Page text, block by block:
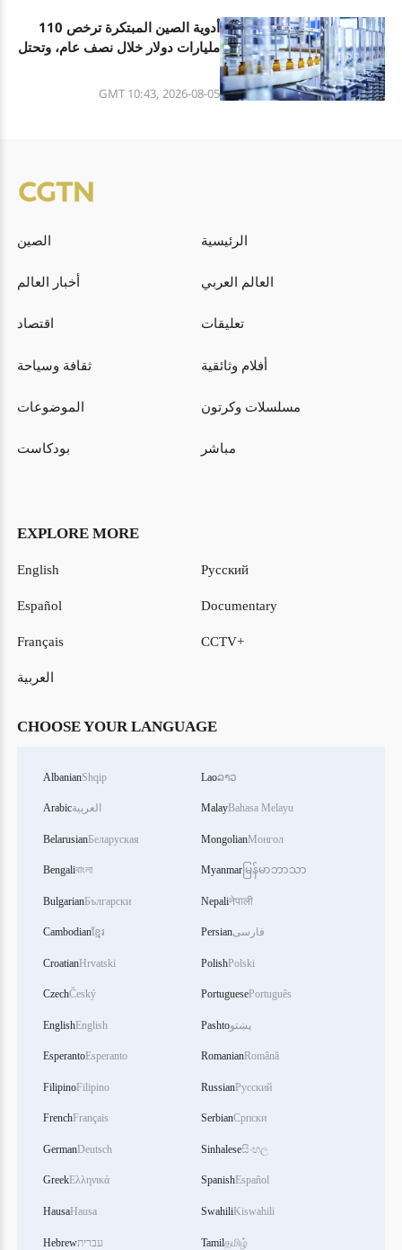
أدوية الصين المبتكرة ترخص 110
مليارات دولار خلال نصف عام، وتحتل
GMT 10:43, 2026-08-05
الصين الرئيسية
أخبار العالم العالم العربي
اقتصاد تعليقات
ثقافة وسياحة أفلام وثائقية
الموضوعات مسلسلات وكرتون
بودكاست مباشر
EXPLORE MORE
English
Español
Français
العربية
Русский
Documentary
CCTV+
CHOOSE YOUR LANGUAGE
AlbanianShqip
Arabicالعربية
BelarusianБеларуская
Bengaliবাংলা
BulgarianБългарски
Cambodianខ្មែរ
CroatianHrvatski
CzechČeský
EnglishEnglish
EsperantoEsperanto
FilipinoFilipino
FrenchFrançais
GermanDeutsch
GreekΕλληνικά
HausaHausa
Hebrewעברית
Laoລາວ
MalayBahasa Melayu
MongolianМонгол
Myanmar မြန်မာဘာသာ
Nepaliनेपाली
Persianفارسی
PolishPolski
PortuguesePortuguês
Pashtoپښتو
RomanianRomână
RussianРусский
SerbianСрпски
Sinhaleseසිංහල
SpanishEspañol
SwahiliKiswahili
Tamilதமிழ்